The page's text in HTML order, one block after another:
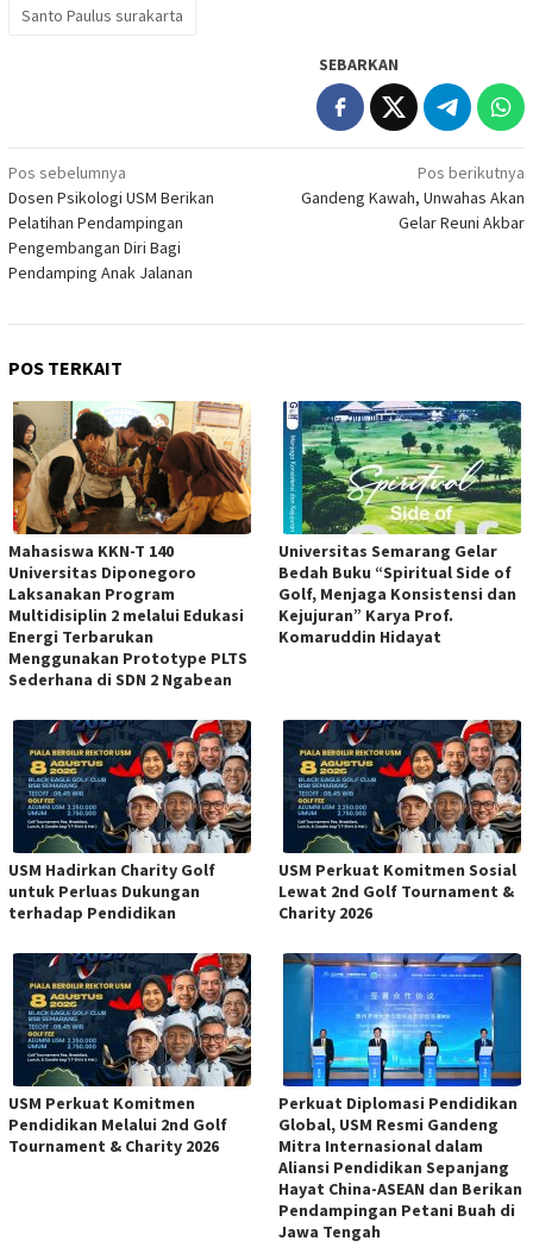
Santo Paulus surakarta
SEBARKAN
Navigasi
pos
Pos sebelumnya
Dosen Psikologi USM Berikan
Pelatihan Pendampingan
Pengembangan Diri Bagi
Pendamping Anak Jalanan
Pos berikutnya
Gandeng Kawah, Unwahas Akan
Gelar Reuni Akbar
POS TERKAIT
Mahasiswa KKN-T 140
Universitas Diponegoro
Laksanakan Program
Multidisiplin 2 melalui Edukasi
Energi Terbarukan
Menggunakan Prototype PLTS
Sederhana di SDN 2 Ngabean
Universitas Semarang Gelar
Bedah Buku “Spiritual Side of
Golf, Menjaga Konsistensi dan
Kejujuran” Karya Prof.
Komaruddin Hidayat
USM Hadirkan Charity Golf
untuk Perluas Dukungan
terhadap Pendidikan
USM Perkuat Komitmen Sosial
Lewat 2nd Golf Tournament &
Charity 2026
USM Perkuat Komitmen
Pendidikan Melalui 2nd Golf
Tournament & Charity 2026
Perkuat Diplomasi Pendidikan
Global, USM Resmi Gandeng
Mitra Internasional dalam
Aliansi Pendidikan Sepanjang
Hayat China-ASEAN dan Berikan
Pendampingan Petani Buah di
Jawa Tengah